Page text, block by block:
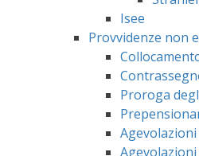
Isee
Provvidenze non
Proroga